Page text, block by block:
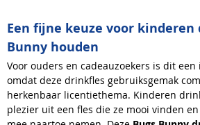
Een fijne keuze voor kinderen
Bunny houden
Voor ouders en cadeauzoekers is dit
omdat deze drinkfles gebruiksgemak
herkenbaar licentiethema. Kinderen
plezier uit een fles die ze mooi vinden